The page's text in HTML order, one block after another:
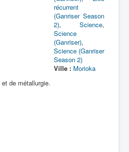
récurrent
(Ganriser Season
2), Science,
Science
(Ganriser),
Science (Ganriser
Season 2)
Ville : Morioka
et de métallurgie.